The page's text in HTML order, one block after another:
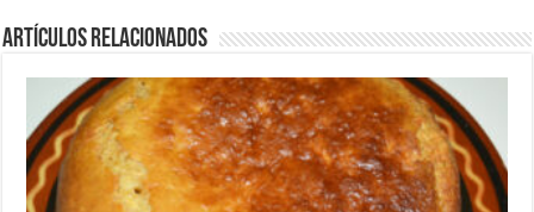
Artículos relacionados